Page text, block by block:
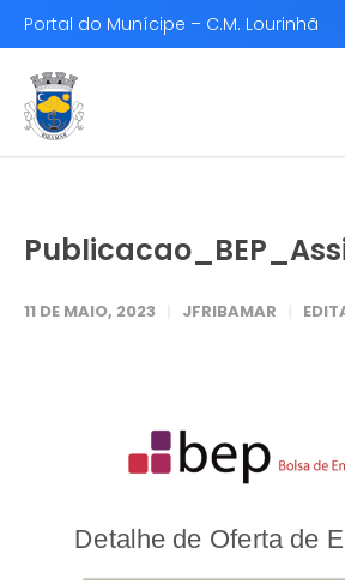
Portal do Munícipe – C.M. Lourinhã
11 DE MAIO, 2023 JFRIBAMAR